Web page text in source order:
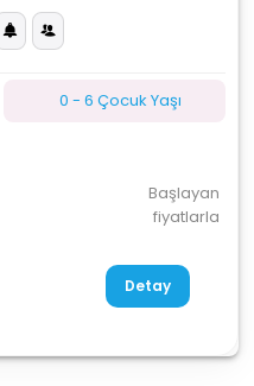
0 - 6 Çocuk Yaşı
Başlayan
fiyatlarla
Detay